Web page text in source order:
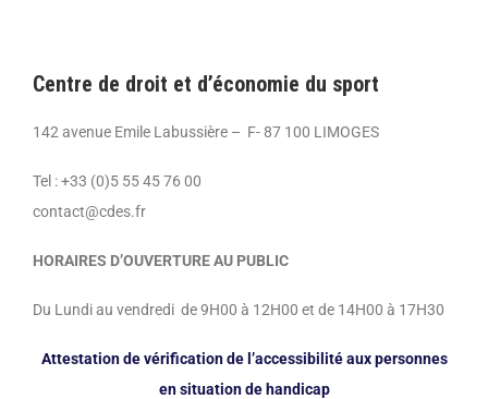
Centre de droit et d’économie du sport
142 avenue Emile Labussière – F- 87 100 LIMOGES
Tel : +33 (0)5 55 45 76 00
contact@cdes.fr
HORAIRES D’OUVERTURE AU PUBLIC
Du Lundi au vendredi de 9H00 à 12H00 et de 14H00 à 17H30
Attestation de vérification de l’accessibilité aux personnes
en situation de handicap